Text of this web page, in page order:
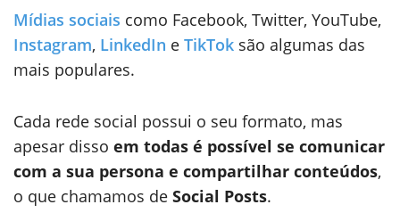
Mídias sociais como Facebook, Twitter, YouTube,
Instagram, LinkedIn e TikTok são algumas das
mais populares.
Cada rede social possui o seu formato, mas
apesar disso em todas é possível se comunicar
com a sua persona e compartilhar conteúdos,
o que chamamos de Social Posts.